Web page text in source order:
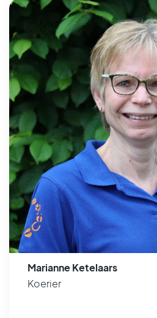
Marianne Ketelaars
Koerier